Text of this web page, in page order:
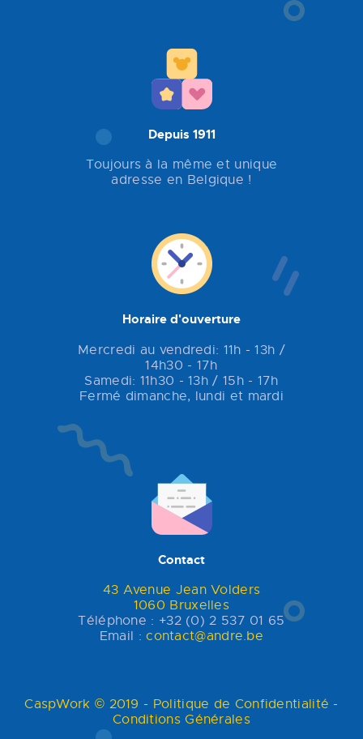
Depuis 1911
Toujours à la même et unique
adresse en Belgique !
Horaire d'ouverture
Mercredi au vendredi: 11h - 13h /
14h30 - 17h
Samedi: 11h30 - 13h / 15h - 17h
Fermé dimanche, lundi et mardi
Contact
43 Avenue Jean Volders
1060 Bruxelles
Téléphone : +32 (0) 2 537 01 65
Email :contact@andre.be
CaspWork © 2019 - Politique de Confidentialité -
Conditions Générales